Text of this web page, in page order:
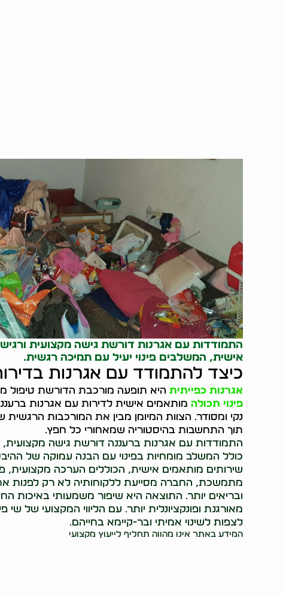
התמודדות עם אגרנות דורשת גישה מקצועית
אישית, המשלבים פינוי יעיל עם תמיכה רגשית.
כיצד להתמודד עם אגרנות
אגרנות כפייתית היא תופעה מורכבת הדורשת טיפול
פינוי תכולה מותאמים אישית לדירות עם אגרנות
נקי ומסודר. הצוות המיומן מבין את המורכבות
תוך התחשבות בהיסטוריה שמאחורי כל חפץ.
התמודדות עם אגרנות ברעננה דורשת גישה מקצועית,
כולל המשלב מומחיות בפינוי עם הבנה עמוקה של
שירותים מותאמים אישית, הכוללים הערכה מקצועית,
מתמשכת, החברה מסייעת ללקוחותיה לא רק לפנות
ובריאים יותר. התוצאה היא שיפור משמעותי באיכות
מאורגנת ופונקציונלית יותר. עם הליווי המקצועי של שי
לצפות לשינוי אמיתי ובר-קיימא בחייהם.
המידע באתר אינו מהווה תחליף לייעוץ מקצועי